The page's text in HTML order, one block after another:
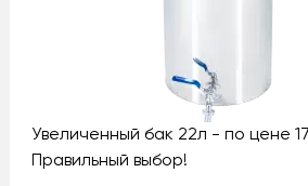
Увеличенный бак 22л - по цене
Правильный выбор!